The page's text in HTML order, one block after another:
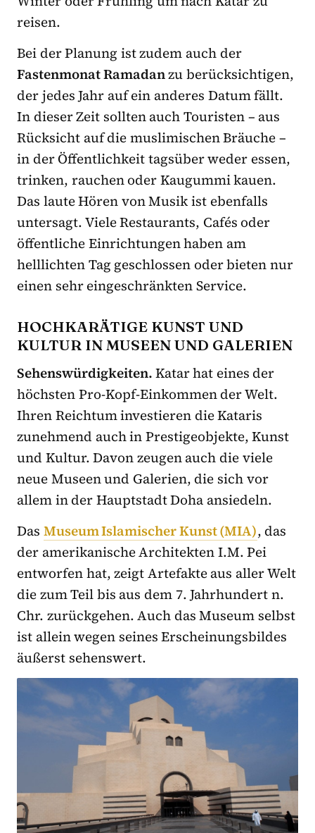
reisen.
Bei der Planung ist zudem auch der
Fastenmonat Ramadanzu berücksichtigen,
der jedes Jahr auf ein anderes Datum fällt.
In dieser Zeit sollten auch Touristen – aus
Rücksicht auf die muslimischen Bräuche –
in der Öffentlichkeit tagsüber weder essen,
trinken, rauchen oder Kaugummi kauen.
Das laute Hören von Musik ist ebenfalls
untersagt. Viele Restaurants, Cafés oder
öffentliche Einrichtungen haben am
helllichten Tag geschlossen oder bieten nur
einen sehr eingeschränkten Service.
HOCHKARÄTIGE KUNST UND
KULTUR IN MUSEEN UND GALERIEN
Sehenswürdigkeiten.Katar hat eines der
höchsten Pro-Kopf-Einkommen der Welt.
Ihren Reichtum investieren die Kataris
zunehmend auch in Prestigeobjekte, Kunst
und Kultur. Davon zeugen auch die viele
neue Museen und Galerien, die sich vor
allem in der Hauptstadt Doha ansiedeln.
Das Museum Islamischer Kunst (MIA), das
der amerikanische Architekten I.M. Pei
entworfen hat, zeigt Artefakte aus aller Welt
die zum Teil bis aus dem 7. Jahrhundert n.
Chr. zurückgehen. Auch das Museum selbst
ist allein wegen seines Erscheinungsbildes
äußerst sehenswert.